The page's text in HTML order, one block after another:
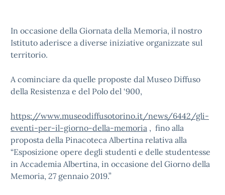
In occasione della Giornata della Memoria, il nostro
Istituto aderisce a diverse iniziative organizzate sul
territorio.
A cominciare da quelle proposte dal Museo Diffuso
della Resistenza e del Polo del ‘900,
https://www.museodiffusotorino.it/news/6442/gli-
eventi-per-il-giorno-della-memoria , fino alla
proposta della Pinacoteca Albertina relativa alla
“Esposizione opere degli studenti e delle studentesse
in Accademia Albertina, in occasione del Giorno della
Memoria, 27 gennaio 2019.”